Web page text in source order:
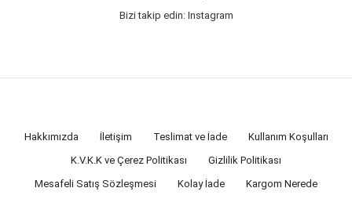
Bizi takip edin: Instagram
Hakkımızda İletişim Teslimat ve İade
Kullanım Koşulları
K.V.K.K ve Çerez Politikası
Gizlilik Politikası
Mesafeli Satış Sözleşmesi
Kolay İade Kargom Nerede